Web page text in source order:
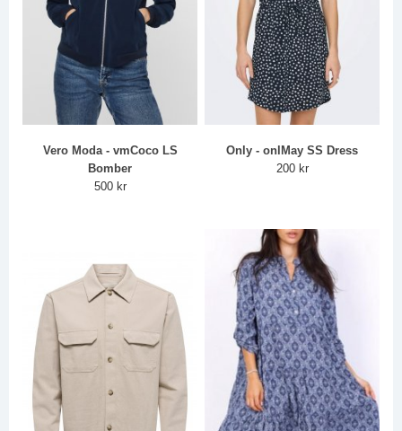
Vero Moda - vmCoco LS
Bomber
500 kr
Only - onlMay SS Dress
200 kr